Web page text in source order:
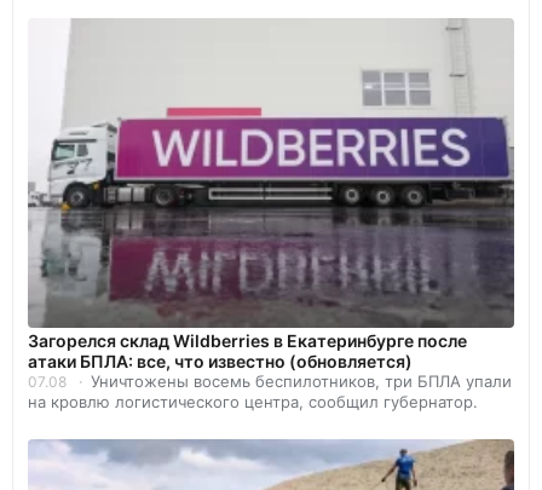
Загорелся склад Wildberries в Екатеринбурге после
атаки БПЛА: все, что известно (обновляется)
07.08
Уничтожены восемь беспилотников, три БПЛА упали
на кровлю логистического центра, сообщил губернатор.